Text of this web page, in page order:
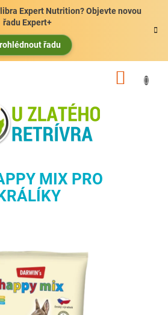
Expert Nutrition? Objevte novou
řadu Expert+
řadu
MIX PRO